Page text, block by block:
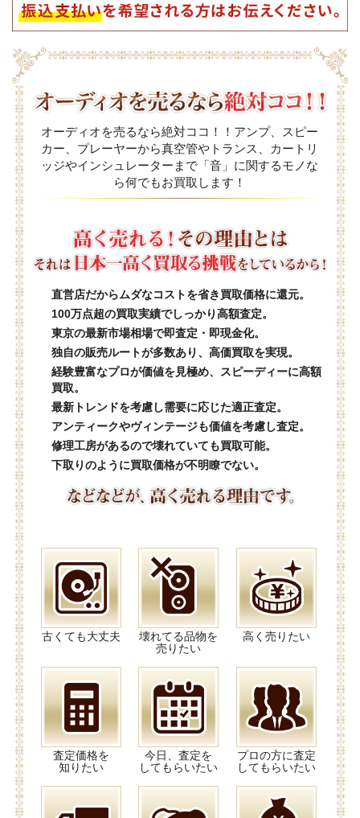
オーディオを売るなら絶対ココ！！アンプ、スピー
カー、プレーヤーから真空管やトランス、カートリ
ッジやインシュレーターまで「音」に関するモノな
ら何でもお買取します！
直営店だからムダなコストを省き買取価格に還元。
100万点超の買取実績でしっかり高額査定。
東京の最新市場相場で即査定・即現金化。
独自の販売ルートが多数あり、高価買取を実現。
経験豊富なプロが価値を見極め、スピーディーに高額
買取。
最新トレンドを考慮し需要に応じた適正査定。
アンティークやヴィンテージも価値を考慮し査定。
修理工房があるので壊れていても買取可能。
下取りのように買取価格が不明瞭でない。
古くても大丈夫
壊れてる品物を
売りたい
高く売りたい
査定価格を
知りたい
今日、査定を
してもらいたい
プロの方に査定
してもらいたい